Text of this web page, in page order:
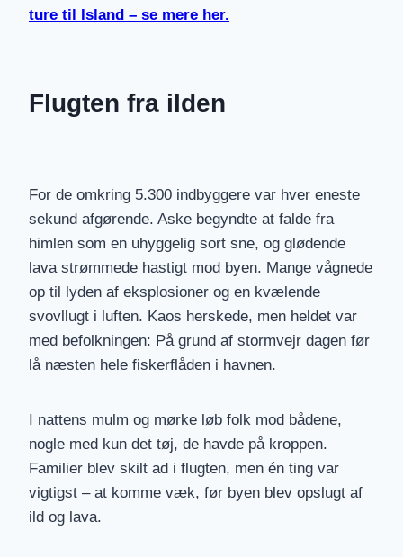
ture til Island – se mere her.
Flugten fra ilden
For de omkring 5.300 indbyggere var hver eneste
sekund afgørende. Aske begyndte at falde fra
himlen som en uhyggelig sort sne, og glødende
lava strømmede hastigt mod byen. Mange vågnede
op til lyden af eksplosioner og en kvælende
svovllugt i luften. Kaos herskede, men heldet var
med befolkningen: På grund af stormvejr dagen før
lå næsten hele fiskerflåden i havnen.
I nattens mulm og mørke løb folk mod bådene,
nogle med kun det tøj, de havde på kroppen.
Familier blev skilt ad i flugten, men én ting var
vigtigst – at komme væk, før byen blev opslugt af
ild og lava.